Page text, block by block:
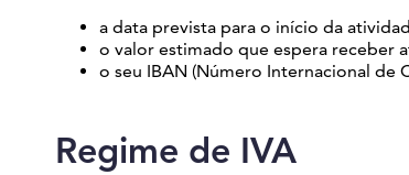
a data prevista para o início da
o valor estimado que espera receber
o seu IBAN (Número Internacional de
Regime de IVA